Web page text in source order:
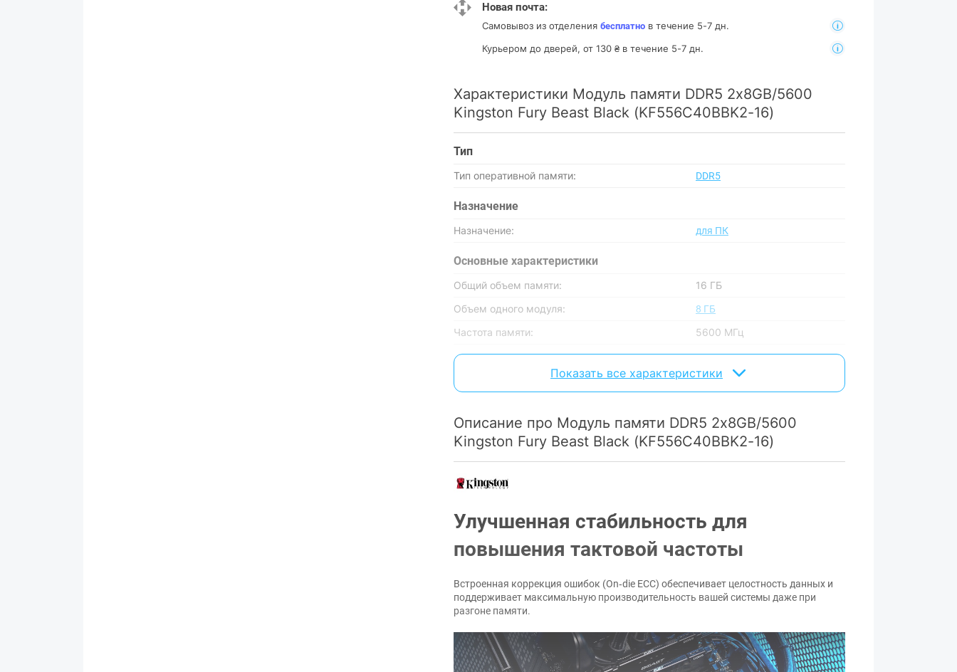
Новая почта:
Самовывоз из отделения бесплатно в течение 5-7 дн.
Курьером до дверей, от 130 ₴ в течение 5-7 дн.
Характеристики Модуль памяти DDR5 2x8GB/5600
Kingston Fury Beast Black (KF556C40BBK2-16)
Тип
Тип оперативной памяти: DDR5
Назначение
Назначение: для ПК
Основные характеристики
Общий объем памяти:
16 ГБ
Объем одного модуля:
8 ГБ
Частота памяти:
5600 МГц
Количество модулей в комплекте:
2 шт
DIMM
Особенности
Наличие подсветки:
Дополнительно
Схема таймингов:
40-40-40
Напряжение питания:
1.4В
Стандарт памяти:
Линейка памяти:
Kingston Fury Beast
Физические параметры
Показать все характеристики
Описание про Модуль памяти DDR5 2x8GB/5600
Kingston Fury Beast Black (KF556C40BBK2-16)
Улучшенная стабильность для
повышения тактовой частоты
Встроенная коррекция ошибок (On‑die ECC) обеспечивает целостность данных и
поддерживает максимальную производительность вашей системы даже при
разгоне памяти.